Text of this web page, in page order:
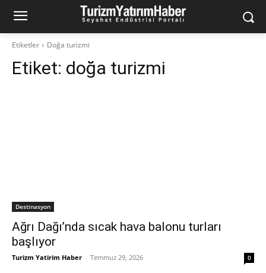
Etiketler Doğa turizmi
Etiket: doğa turizmi
Destinasyon
Ağrı Dağı’nda sıcak hava balonu turları
başlıyor
Turizm Yatirim Haber - Temmuz 29, 2026 0